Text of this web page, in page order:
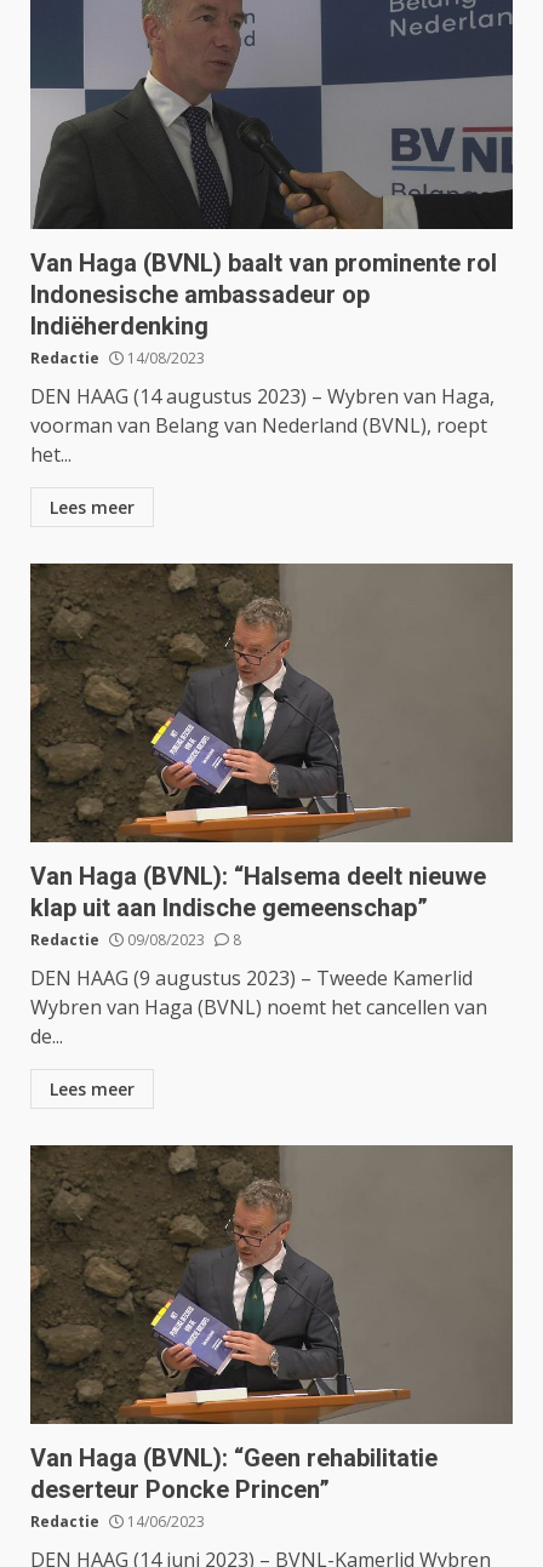
Van Haga (BVNL) baalt van prominente rol
Indonesische ambassadeur op
Indiëherdenking
Redactie 14/08/2023
DEN HAAG (14 augustus 2023) – Wybren van Haga,
voorman van Belang van Nederland (BVNL), roept
het...
Lees meer
Van Haga (BVNL): “Halsema deelt nieuwe
klap uit aan Indische gemeenschap”
Redactie 09/08/2023 8
DEN HAAG (9 augustus 2023) – Tweede Kamerlid
Wybren van Haga (BVNL) noemt het cancellen van
de...
Lees meer
Van Haga (BVNL): “Geen rehabilitatie
deserteur Poncke Princen”
Redactie 14/06/2023
DEN HAAG (14 juni 2023) – BVNL-Kamerlid Wybren